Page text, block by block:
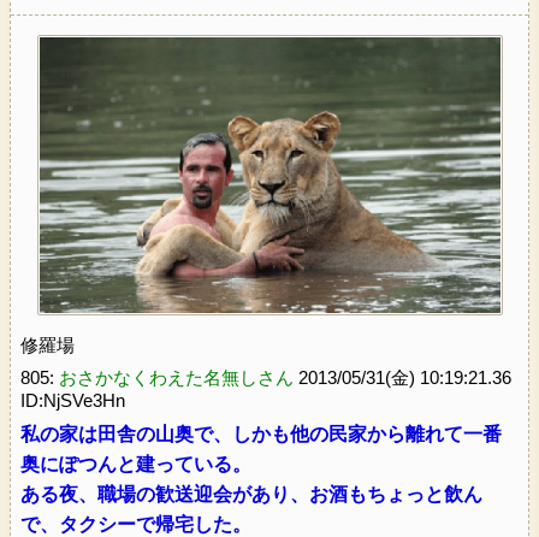
修羅場
805: おさかなくわえた名無しさん 2013/05/31(金) 10:19:21.36
ID:NjSVe3Hn
私の家は田舎の山奥で、しかも他の民家から離れて一番
奥にぽつんと建っている。
ある夜、職場の歓送迎会があり、お酒もちょっと飲ん
で、タクシーで帰宅した。